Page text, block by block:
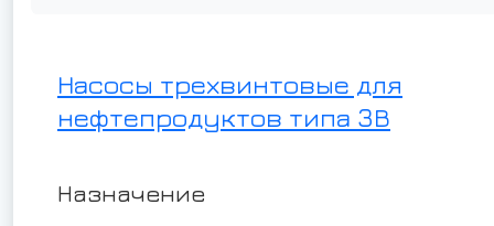
Насосы трехвинтовые для
нефтепродуктов типа 3В
Назначение